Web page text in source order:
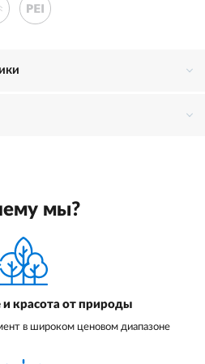
мы?
и красота от природы
в широком ценовом диапазоне